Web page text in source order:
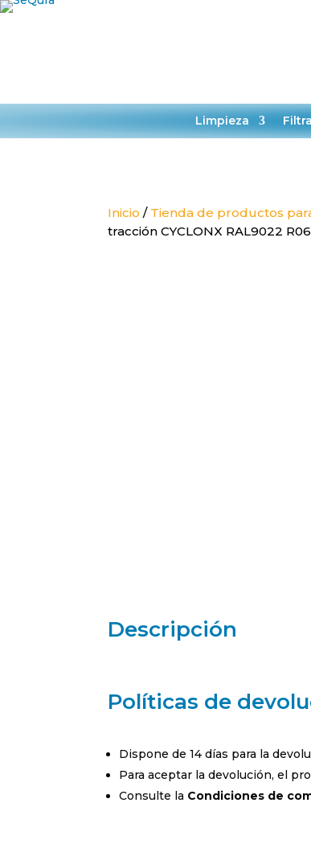
Limpieza
Inicio / Tienda de productos
tracción CYCLONX RAL9022
Descripción
Políticas de
Dispone de 14 días para la
Para aceptar la devolución, el
Consulte la Condiciones de